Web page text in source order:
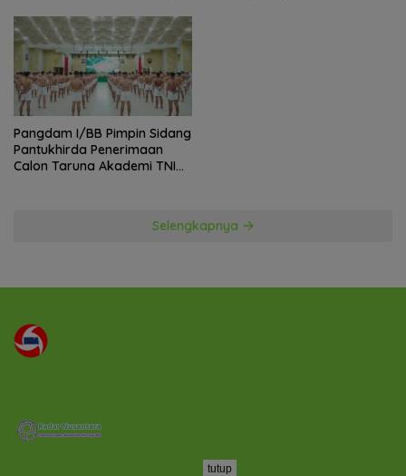
Pangdam I/BB Pimpin Sidang
Pantukhirda Penerimaan
Calon Taruna Akademi TNI
Selengkapnya
tutup